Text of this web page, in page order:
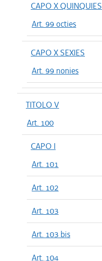
CAPO X QUINQUIES
Art. 99 octies
CAPO X SEXIES
Art. 99 nonies
TITOLO V
Art. 100
CAPO I
Art. 101
Art. 102
Art. 103
Art. 103 bis
Art. 104